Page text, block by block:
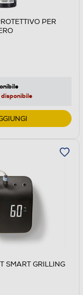
PER
disponibile
SMART GRILLING